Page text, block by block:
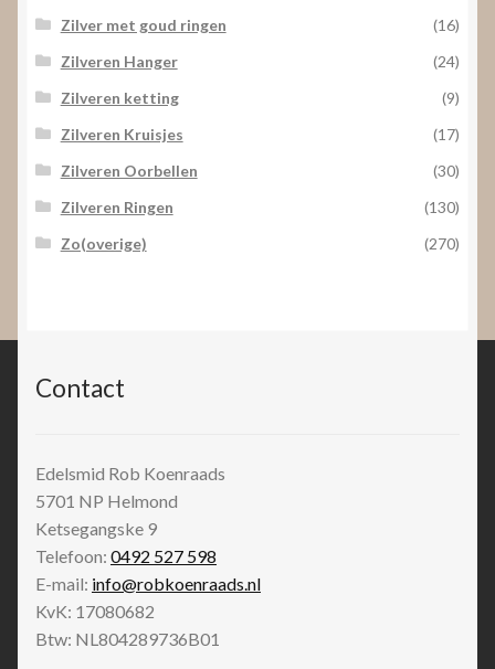
Zilver met goud ringen
(16)
Zilveren Hanger
(24)
Zilveren ketting
(9)
Zilveren Kruisjes
(17)
Zilveren Oorbellen
(30)
Zilveren Ringen
(130)
Zo(overige)
(270)
Contact
Edelsmid Rob Koenraads
5701 NP Helmond
Ketsegangske 9
Telefoon: 0492 527 598
E-mail: info@robkoenraads.nl
KvK: 17080682
Btw: NL804289736B01